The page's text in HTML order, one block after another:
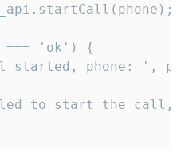
=== 'ok') {
started, phone: ',
to start the